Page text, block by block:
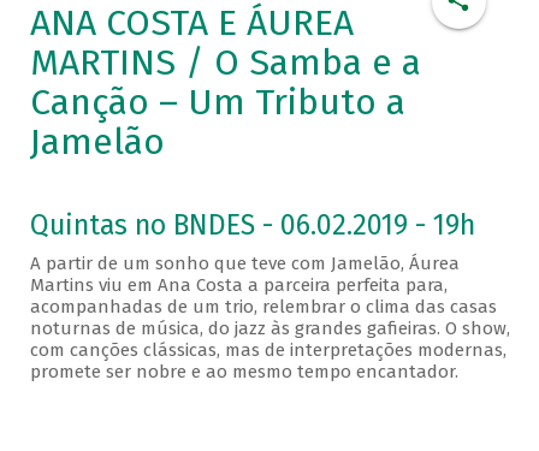
ANA COSTA E ÁUREA
MARTINS / O Samba e a
Canção – Um Tributo a
Jamelão
Quintas no BNDES - 06.02.2019 - 19h
A partir de um sonho que teve com Jamelão, Áurea
Martins viu em Ana Costa a parceira perfeita para,
acompanhadas de um trio, relembrar o clima das casas
noturnas de música, do jazz às grandes gafieiras. O show,
com canções clássicas, mas de interpretações modernas,
promete ser nobre e ao mesmo tempo encantador.